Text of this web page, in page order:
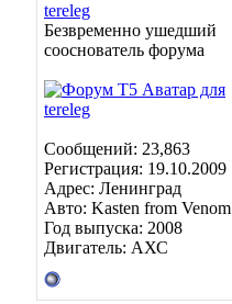
tereleg
Безвременно ушедший
сооснователь форума
Сообщений: 23,863
Регистрация: 19.10.2009
Адрес: Ленинград
Авто: Kasten from Venom
Год выпуска: 2008
Двигатель: АХС